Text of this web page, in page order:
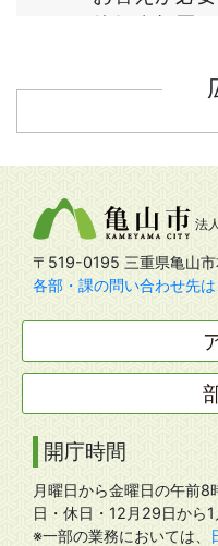
法
〒519-0195 三重県亀山
各部・課の問い合わせ先は
開庁時間
月曜日から金曜日の午前
日・休日・12月29日から
※一部の業務においては、